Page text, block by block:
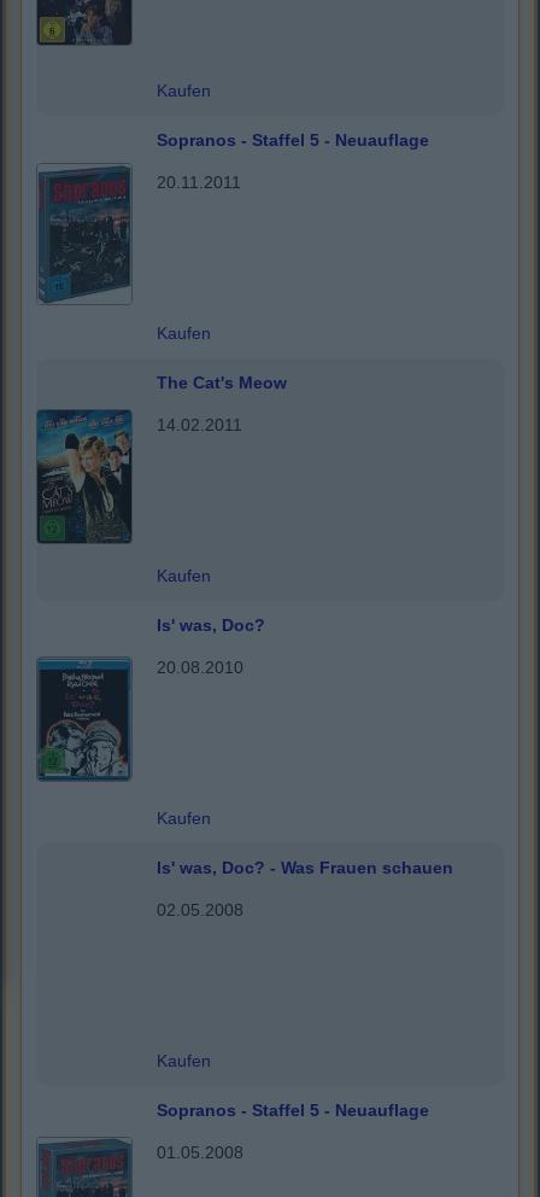
Kaufen
Sopranos - Staffel 5 - Neuauflage
20.11.2011
Kaufen
The Cat's Meow
14.02.2011
Kaufen
Is' was, Doc?
20.08.2010
Kaufen
Is' was, Doc? - Was Frauen schauen
02.05.2008
Kaufen
Sopranos - Staffel 5 - Neuauflage
01.05.2008